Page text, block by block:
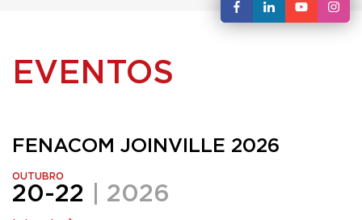
EVENTOS
FENACOM JOINVILLE 2026
OUTUBRO
20-22 | 2026